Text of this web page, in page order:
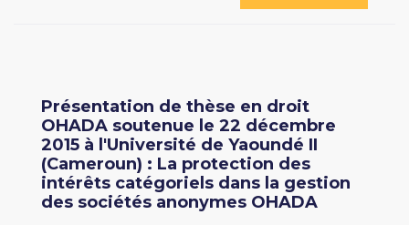
Présentation de thèse en droit
OHADA soutenue le 22 décembre
2015 à l'Université de Yaoundé II
(Cameroun) : La protection des
intérêts catégoriels dans la gestion
des sociétés anonymes OHADA